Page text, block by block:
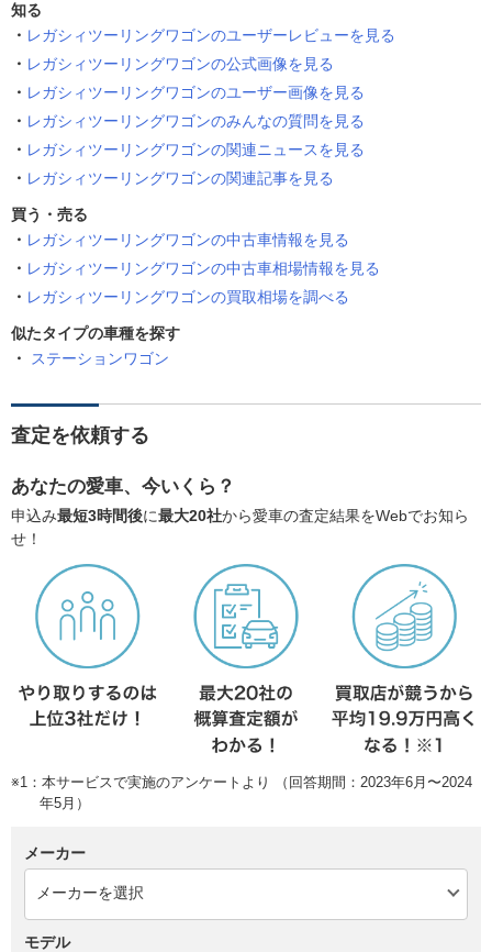
知る
レガシィツーリングワゴンのユーザーレビューを見る
レガシィツーリングワゴンの公式画像を見る
レガシィツーリングワゴンのユーザー画像を見る
レガシィツーリングワゴンのみんなの質問を見る
レガシィツーリングワゴンの関連ニュースを見る
レガシィツーリングワゴンの関連記事を見る
買う・売る
レガシィツーリングワゴンの中古車情報を見る
レガシィツーリングワゴンの中古車相場情報を見る
レガシィツーリングワゴンの買取相場を調べる
似たタイプの車種を探す
ステーションワゴン
査定を依頼する
あなたの愛車、今いくら？
申込み最短3時間後に最大20社から愛車の査定結果をWebでお知ら
せ！
※1：本サービスで実施のアンケートより （回答期間：2023年6月〜2024
年5月）
メーカー
モデル